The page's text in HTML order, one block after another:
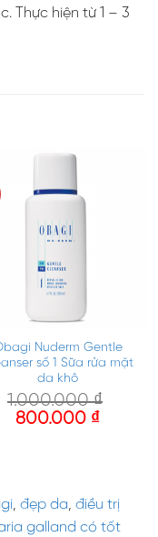
Thực hiện từ 1 – 3
Nuderm Gentle
số 1 Sữa rửa mặt
da khô
1.000.000₫
800.000 ₫
, đẹp da, điều trị
galland có tốt